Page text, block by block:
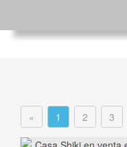
« 1 2 3